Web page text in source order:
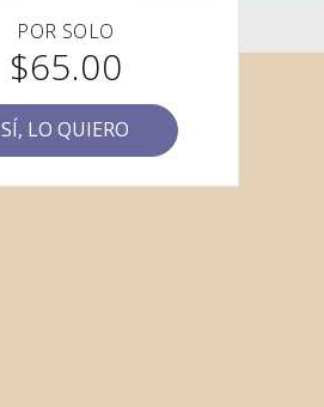
POR SOLO
$65.00
SÍ, LO QUIERO